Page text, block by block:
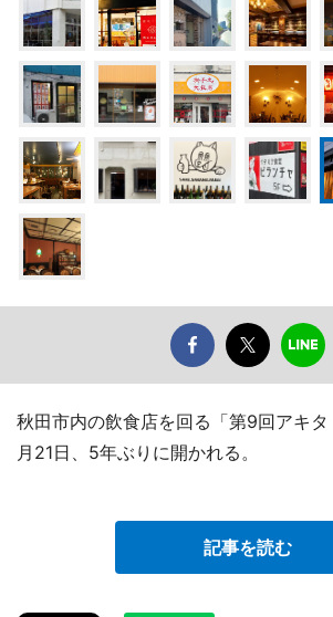
秋田市内の飲食店を回る「第9回アキ
月21日、5年ぶりに開かれる。
記事を読む